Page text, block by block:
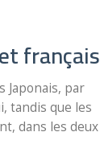
français
Japonais, par
tandis que les
dans les deux